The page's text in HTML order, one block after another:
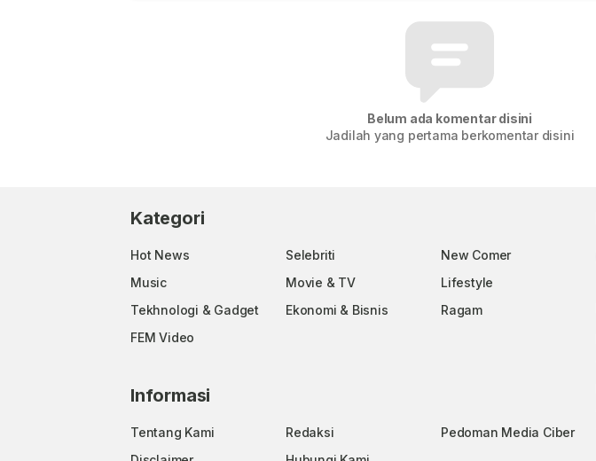
Belum ada komentar disini
Jadilah yang pertama berkomentar disini
Kategori
Hot News Selebriti
New Comer
Music
Movie & TV
Lifestyle
Tekhnologi & Gadget
Ekonomi & Bisnis
Ragam
FEM Video
Informasi
Tentang Kami Redaksi
Pedoman Media Ciber